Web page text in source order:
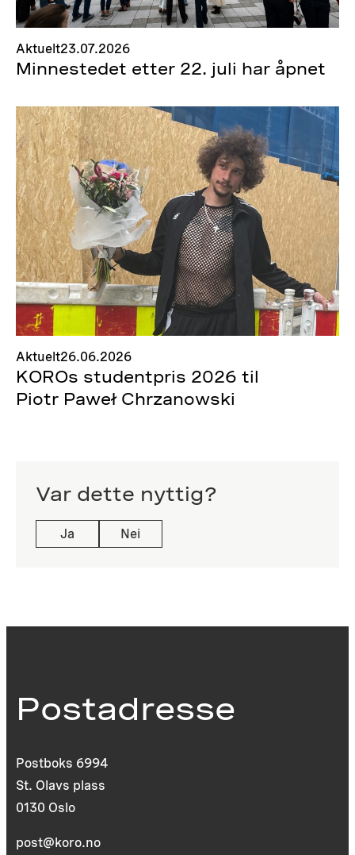
Aktuelt23.07.2026
Minnestedet etter 22. juli har åpnet
Aktuelt26.06.2026
KOROs studentpris 2026 til
Piotr Paweł Chrzanowski
Var dette nyttig?
Ja Nei
Postadresse
Postboks 6994
St. Olavs plass
0130 Oslo
post@koro.no